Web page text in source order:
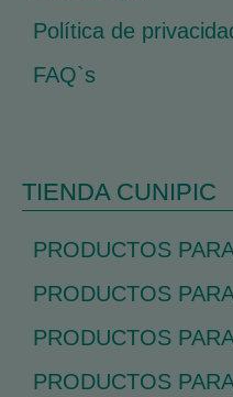
Política de
FAQ`s
TIENDA CUNIPIC
PRODUCTOS
PRODUCTOS
PRODUCTOS
PRODUCTOS